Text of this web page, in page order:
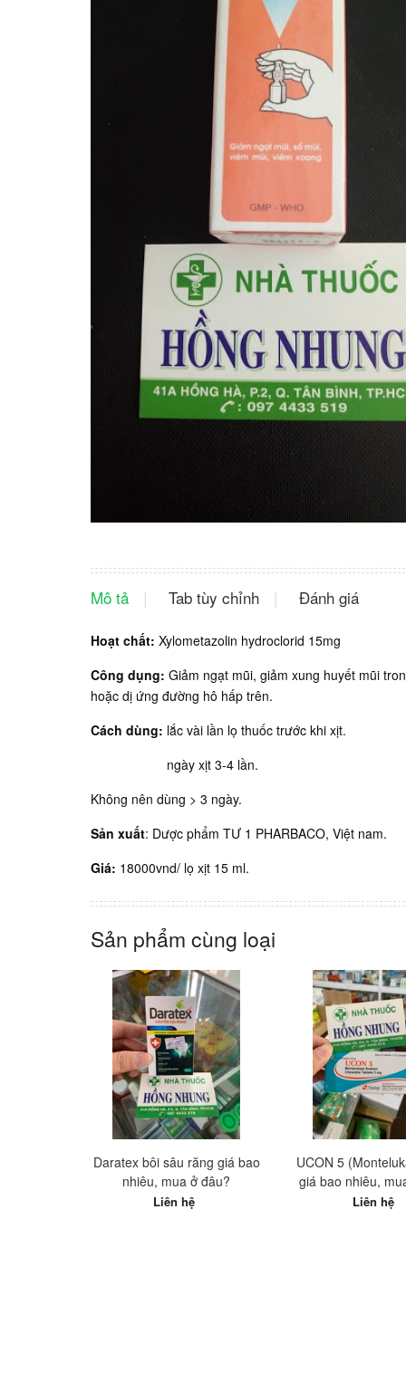
Mô tả Tab tùy chỉnh Đánh giá
Hoạt chất: Xylometazolin hydroclorid 15mg
Công dụng: Giảm ngạt mũi, giảm xung huyết mũi
hoặc dị ứng đường hô hấp trên.
Cách dùng: lắc vài lần lọ thuốc trước khi xịt.
ngày xịt 3-4 lần.
Không nên dùng > 3 ngày.
Sản xuất: Dược phẩm TƯ 1 PHARBACO, Việt nam.
Giá: 18000vnd/ lọ xịt 15 ml.
Sản phẩm cùng loại
Daratex bôi sâu răng giá bao
nhiêu, mua ở đâu?
Liên hệ
UCON 5
giá bao nhiêu,
Liên hệ